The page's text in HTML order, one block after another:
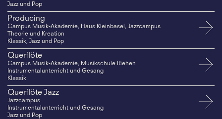
Jazz und Pop
Producing
Campus Musik-Akademie, Haus Kleinbasel, Jazzcampus
Theorie und Kreation
Klassik, Jazz und Pop
Querflöte
Campus Musik-Akademie, Musikschule Riehen
Instrumentalunterricht und Gesang
Klassik
Querflöte Jazz
Jazzcampus
Instrumentalunterricht und Gesang
Jazz und Pop